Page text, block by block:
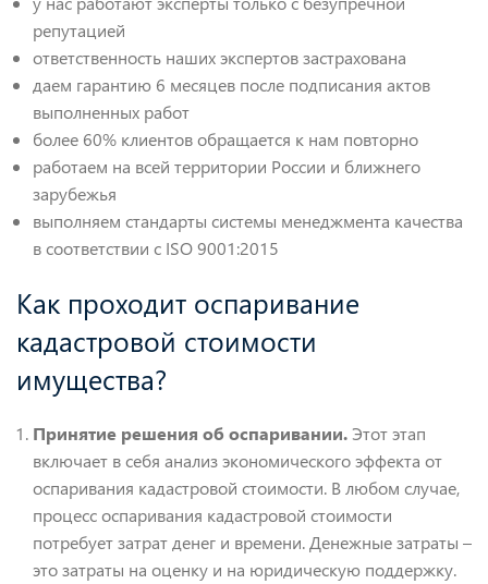
репутацией
ответственность наших экспертов застрахована
даем гарантию 6 месяцев после подписания актов
выполненных работ
более 60% клиентов обращается к нам повторно
работаем на всей территории России и ближнего
зарубежья
выполняем стандарты системы менеджмента качества
в соответствии с ISO 9001:2015
Как проходит оспаривание
кадастровой стоимости
имущества?
Принятие решения об оспаривании.Этот этап
включает в себя анализ экономического эффекта от
оспаривания кадастровой стоимости. В любом случае,
процесс оспаривания кадастровой стоимости
потребует затрат денег и времени. Денежные затраты –
это затраты на оценку и на юридическую поддержку.